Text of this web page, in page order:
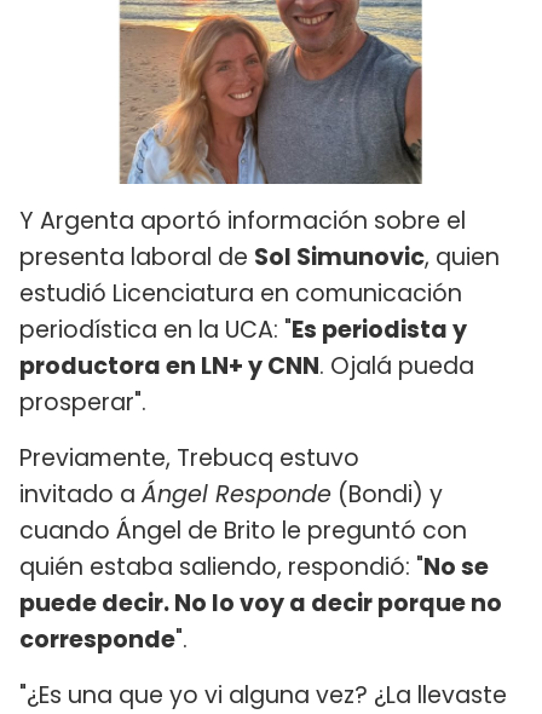
Y Argenta aportó información sobre el
presenta laboral de Sol Simunovic, quien
estudió Licenciatura en comunicación
periodística en la UCA: "Es periodista y
productora en LN+ y CNN. Ojalá pueda
prosperar".
Previamente, Trebucq estuvo
invitado aÁngel Responde (Bondi) y
cuando Ángel de Brito le preguntó con
quién estaba saliendo, respondió: "No se
puede decir. No lo voy a decir porque no
corresponde".
"¿Es una que yo vi alguna vez? ¿La llevaste